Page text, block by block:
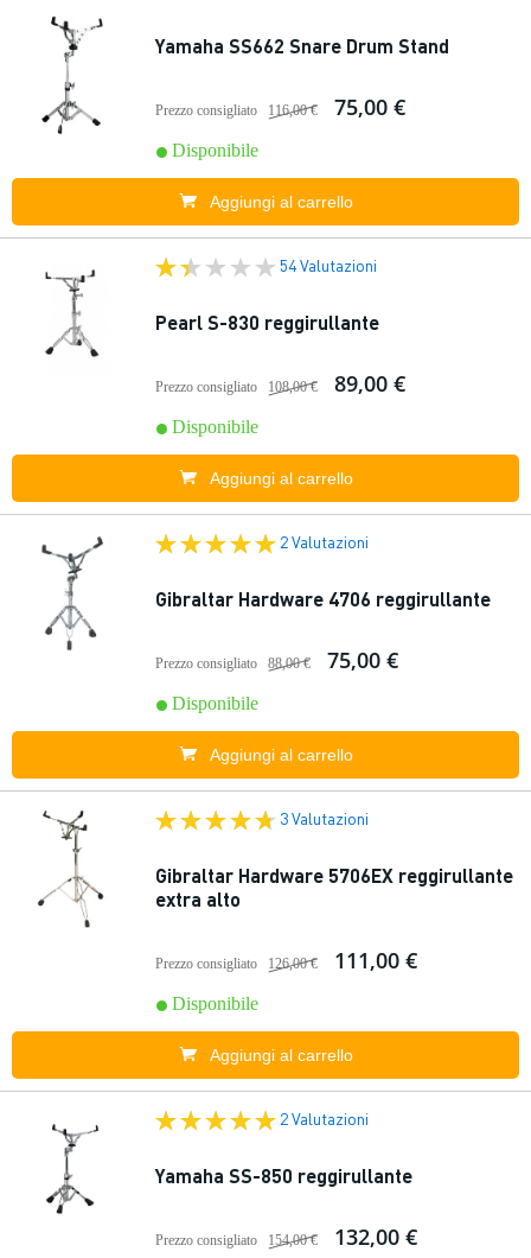
Yamaha SS662 Snare Drum Stand
Prezzo consigliato 116,00 € 75,00 €
Disponibile
Aggiungi al carrello
54 Valutazioni
Pearl S-830 reggirullante
Prezzo consigliato 108,00 € 89,00 €
Disponibile
Aggiungi al carrello
2 Valutazioni
Gibraltar Hardware 4706 reggirullante
Prezzo consigliato 88,00 € 75,00 €
Disponibile
Aggiungi al carrello
3 Valutazioni
Gibraltar Hardware 5706EX reggirullante
extra alto
Prezzo consigliato 126,00 € 111,00 €
Disponibile
Aggiungi al carrello
2 Valutazioni
Yamaha SS-850 reggirullante
Prezzo consigliato 154,00 € 132,00 €